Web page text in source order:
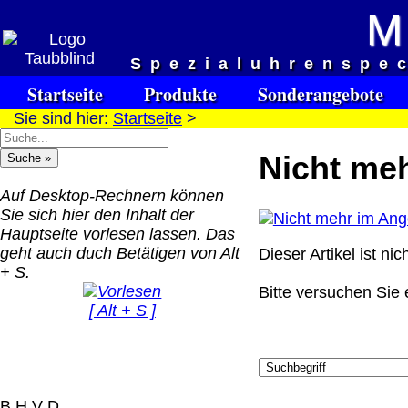
Startseite Produkte Sonderangebote
Sie sind hier: Startseite >
Auf Desktop-Rechnern können
Sie sich hier den Inhalt der
Hauptseite vorlesen lassen. Das
geht auch duch Betätigen von Alt
+ S.
[ Alt + S ]
Nicht
Dieser Artikel ist
Bitte versuchen Sie
QR Code:
Versandkosten DHL Standard
bis 5kg
Deutschland Vorkasse:
6.95 €
Vorkasse: 20.00 €
PayPal: 20.00 €
Selbstabholung vom